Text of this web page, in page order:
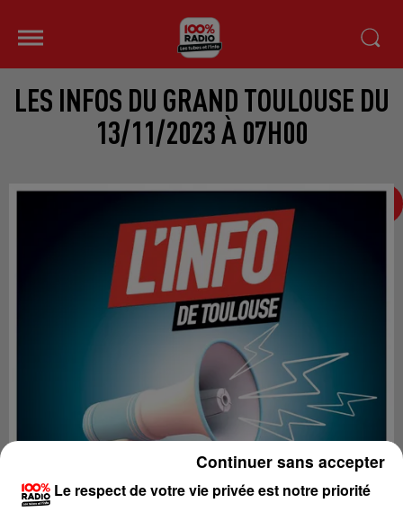
LES INFOS DU GRAND TOULOUSE DU
13/11/2023 À 07H00
Le respect de votre vie privée est notre priorité
Continuer sans accepter